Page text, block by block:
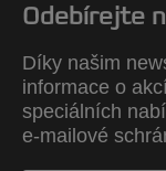
Odebírejte
Díky našim
informace o
speciálních
e-mailové